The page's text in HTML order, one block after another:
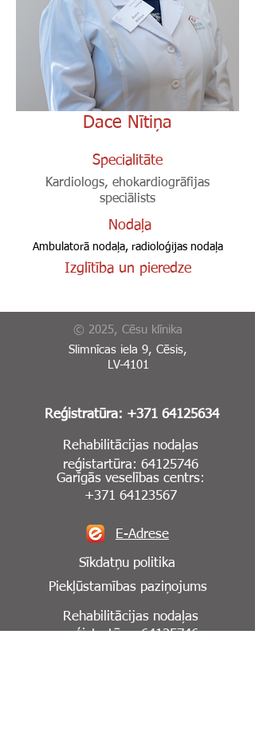
Dace Nītiņa
Specialitāte
Kardiologs, ehokardiogrāfijas
speciālists
Nodaļa
Ambulatorā nodaļa, radioloģijas nodaļa
Izglītība un pieredze
© 2025, Cēsu klīnika
Slimnīcas iela 9, Cēsis,
LV-4101
Reģistratūra: +371 64125634
Rehabilitācijas nodaļas
reģistartūra: 64125746
Garīgās veselības centrs:
+371 64123567
E-Adrese
Sīkdatņu politika
Piekļūstamības paziņojums
Rehabilitācijas nodaļas
reģistartūra:64125746